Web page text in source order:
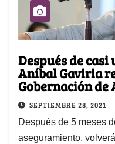
Después de
Aníbal Gaviria
Gobernación de
SEPTIEMBRE 28, 2021
Después de 5 meses
aseguramiento,